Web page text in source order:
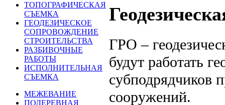
ТОПОГРАФИЧЕСКАЯ
СЪЕМКА
ГЕОДЕЗИЧЕСКОЕ
СОПРОВОЖДЕНИЕ
СТРОИТЕЛЬСТВА
РАЗБИВОЧНЫЕ
РАБОТЫ
ИСПОЛНИТЕЛЬНАЯ
СЪЕМКА
МЕЖЕВАНИЕ
ПОДЕРЕВНАЯ
ГРО –
будут работать
субподрядчиков
сооружений.